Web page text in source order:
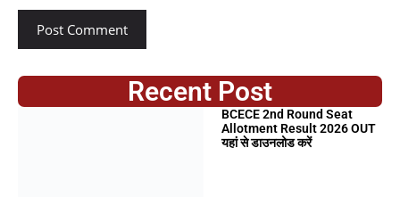
Recent Post
BCECE 2nd Round Seat
Allotment Result 2026 OUT
यहां से डाउनलोड करें